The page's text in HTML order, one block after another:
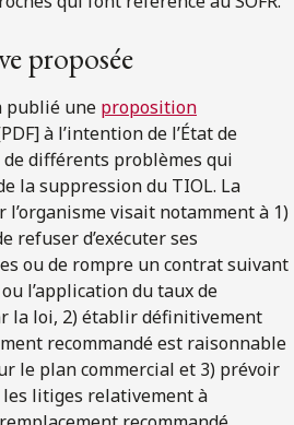
proposée
publié une proposition
à l’intention de l’État de
différents problèmes qui
la suppression du TIOL. La
visait notamment à 1)
refuser d’exécuter ses
ou de rompre un contrat suivant
l’application du taux de
la loi, 2) établir définitivement
recommandé est raisonnable
le plan commercial et 3) prévoir
litiges relativement à